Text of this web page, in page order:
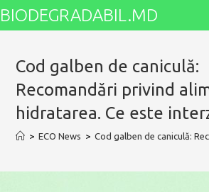
Skip
BIODEGRADABIL.MD
Cod galben de caniculă:
Recomandări privind
hidratarea. Ce este
> ECO News > Cod galben de caniculă: